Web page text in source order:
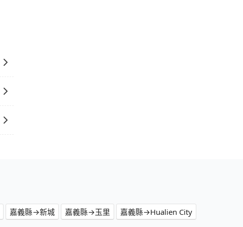
嘉義縣→新城 嘉義縣→玉里
嘉義縣→Hualien City